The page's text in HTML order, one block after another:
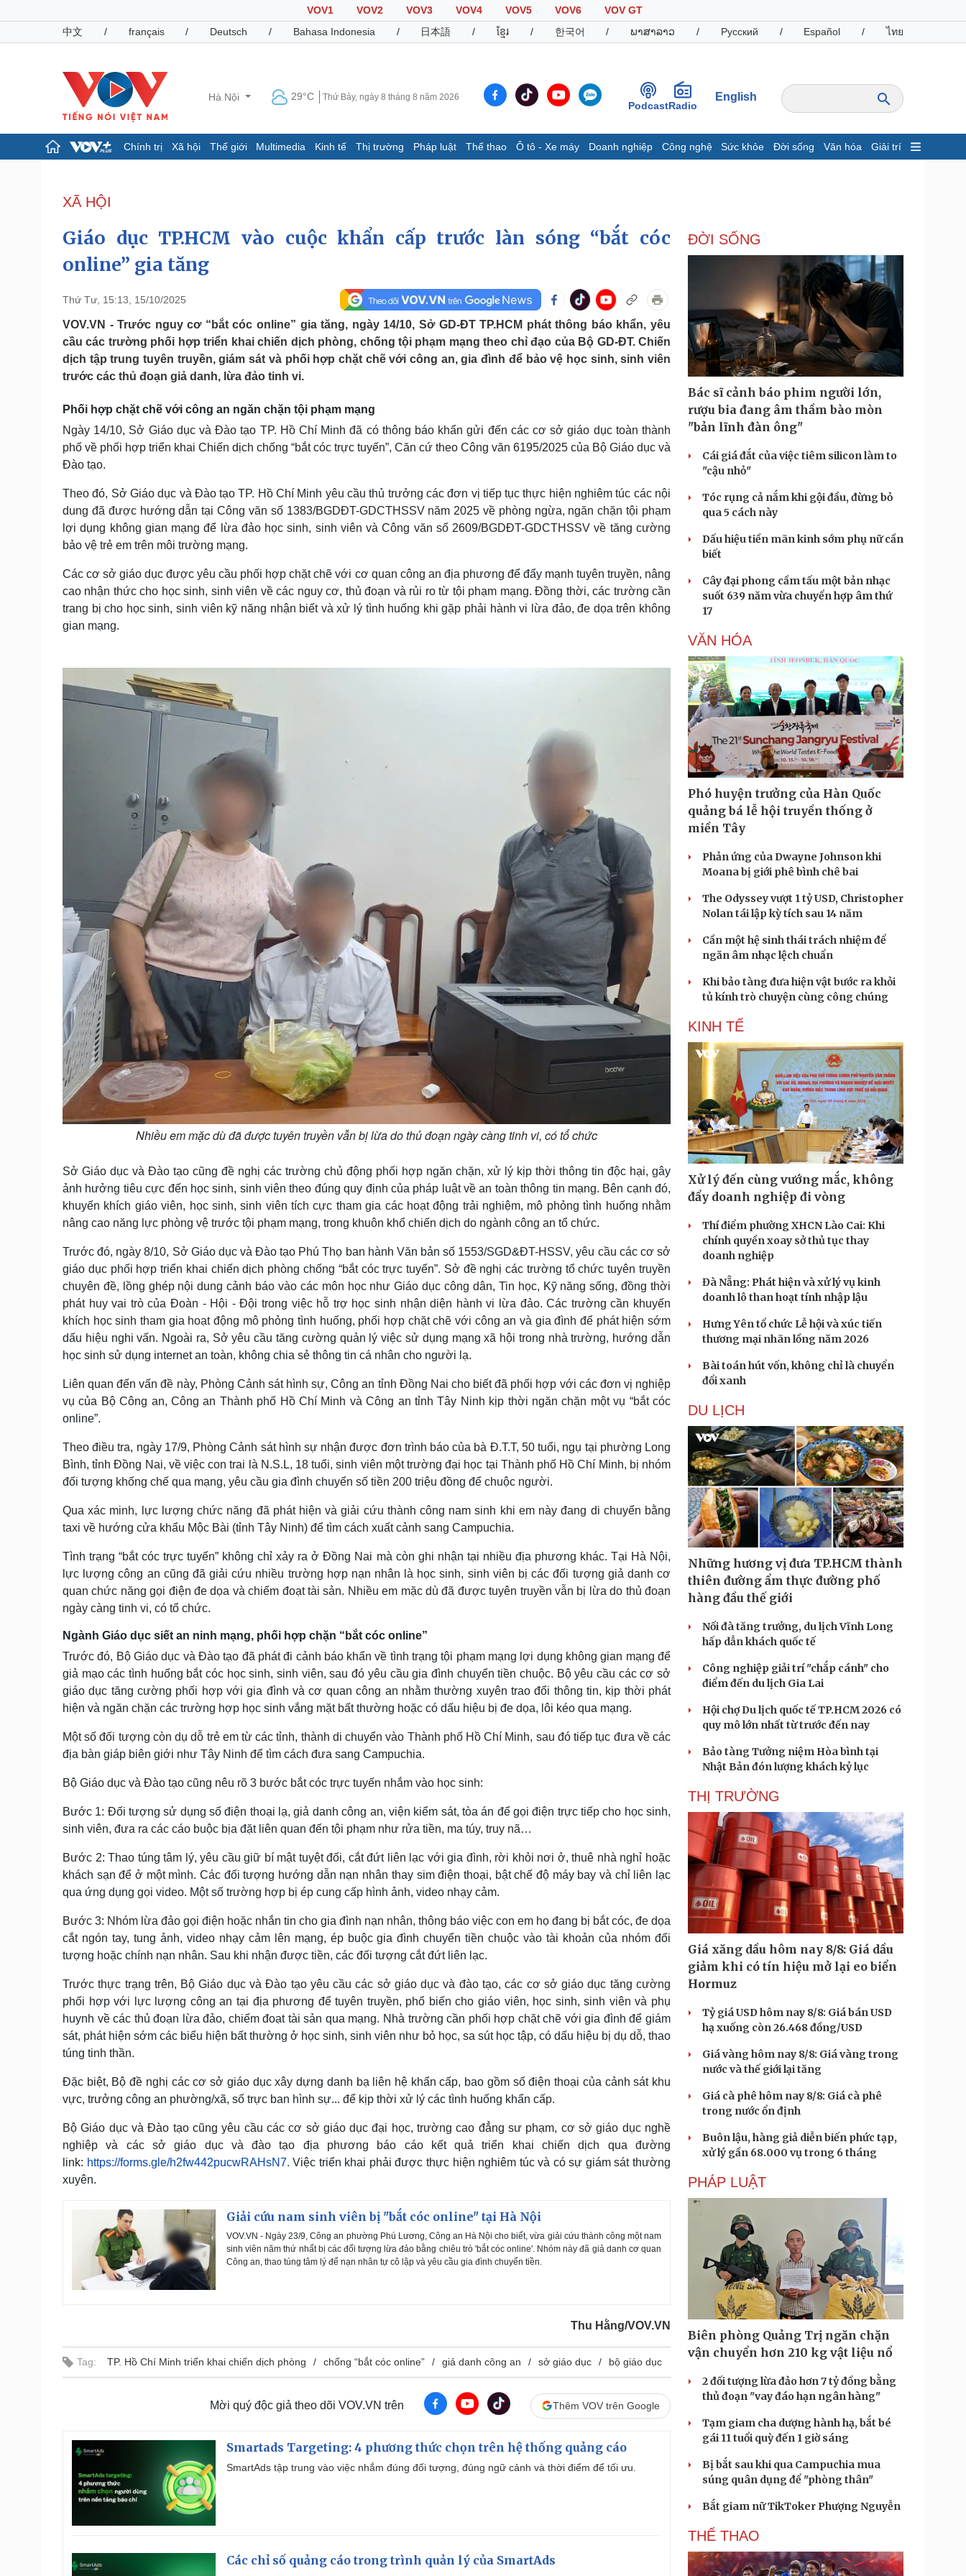
VOV1 VOV2 VOV3 VOV4 VOV5 VOV6
VOV GT
中文
/ français / Deutsch / Bahasa Indonesia / 日本語 / ខ្មែរ / 한국어 / ພາສາລາວ / Русский / Español / ไทย
Hà Nội 29°C Thứ Bảy, ngày 8 tháng 8 năm 2026
PodcastRadio
English
Chính trị Xã hội Thế giới Multimedia Kinh tế Thị trường Pháp luật Thể thao Ô tô - Xe máy Doanh nghiệp Công nghệ Sức khỏe Đời sống Văn hóa Giải trí
Đảng
Tổ chức nhân sự
Nhận diện sự thật
Dấu ấn VOV
Hồ sơ
Infographic
Giá cà phê
Pháp luật
Tin nóng
Tư vấn luật
Việt Nam
Phân tích
Thể thao
Lịch thi đấu bóng đá
Thế giới thể thao
eSports
Ô tô - Xe máy
Xe máy
Tư vấn
Doanh nghiệp
Thông tin doanh nghiệp
Doanh nghiệp 24h
Doanh nhân
Vì cộng đồng
Công nghệ
Sành điệu
Tin Công nghệ
Trải nghiệm
Chuyển đổi số
Dinh dưỡng - món ngon
Cây thuốc
Sản phụ khoa
Nhi khoa
Làm đẹp - giảm cân
Phòng mạch online
Ăn sạch sống khỏe
Nhà đẹp
Blog
Tình yêu - Gia đình
Sân khấu - Điện ảnh
Văn học
Âm nhạc
Thời trang
Sao Việt
Săn Tour
check-in
Podcast
Đọc truyện đêm khuya
Cửa sổ tình yêu
Kể chuyện cho bé
Cải chính
XÃ HỘI
Giáo dục TP.HCM vào cuộc khẩn cấp trước làn sóng “bắt cóc
online” gia tăng
Thứ Tư, 15:13, 15/10/2025
VOV.VN - Trước nguy cơ “bắt cóc online” gia tăng, ngày 14/10, Sở GD-ĐT TP.HCM phát thông báo khẩn, yêu
cầu các trường phối hợp triển khai chiến dịch phòng, chống tội phạm mạng theo chỉ đạo của Bộ GD-ĐT. Chiến
dịch tập trung tuyên truyền, giám sát và phối hợp chặt chẽ với công an, gia đình để bảo vệ học sinh, sinh viên
trước các thủ đoạn giả danh, lừa đảo tinh vi.
Phối hợp chặt chẽ với công an ngăn chặn tội phạm mạng
Ngày 14/10, Sở Giáo dục và Đào tạo TP. Hồ Chí Minh đã có thông báo khẩn gửi đến các cơ sở giáo dục toàn thành
phố về phối hợp triển khai Chiến dịch chống “bắt cóc trực tuyến”, Căn cứ theo Công văn 6195/2025 của Bộ Giáo dục và
Đào tạo.
Theo đó, Sở Giáo dục và Đào tạo TP. Hồ Chí Minh yêu cầu thủ trưởng các đơn vị tiếp tục thực hiện nghiêm túc các nội
dung đã được hướng dẫn tại Công văn số 1383/BGDĐT-GDCTHSSV năm 2025 về phòng ngừa, ngăn chặn tội phạm
lợi dụng không gian mạng để lừa đảo học sinh, sinh viên và Công văn số 2609/BGDĐT-GDCTHSSV về tăng cường
bảo vệ trẻ em trên môi trường mạng.
Các cơ sở giáo dục được yêu cầu phối hợp chặt chẽ với cơ quan công an địa phương để đẩy mạnh tuyên truyền, nâng
cao nhận thức cho học sinh, sinh viên về các nguy cơ, thủ đoạn và rủi ro từ tội phạm mạng. Đồng thời, các trường cần
trang bị cho học sinh, sinh viên kỹ năng nhận biết và xử lý tình huống khi gặp phải hành vi lừa đảo, đe dọa trên không
gian mạng.
Nhiều em mặc dù đã được tuyên truyền vẫn bị lừa do thủ đoạn ngày càng tinh vi, có tổ chức
Sở Giáo dục và Đào tạo cũng đề nghị các trường chủ động phối hợp ngăn chặn, xử lý kịp thời thông tin độc hại, gây
ảnh hưởng tiêu cực đến học sinh, sinh viên theo đúng quy định của pháp luật về an toàn thông tin mạng. Bên cạnh đó,
khuyến khích giáo viên, học sinh, sinh viên tích cực tham gia các hoạt động trải nghiệm, mô phỏng tình huống nhằm
nâng cao năng lực phòng vệ trước tội phạm mạng, trong khuôn khổ chiến dịch do ngành công an tổ chức.
Trước đó, ngày 8/10, Sở Giáo dục và Đào tạo Phú Thọ ban hành Văn bản số 1553/SGD&ĐT-HSSV, yêu cầu các cơ sở
giáo dục phối hợp triển khai chiến dịch phòng chống “bắt cóc trực tuyến”. Sở đề nghị các trường tổ chức tuyên truyền
chuyên đề, lồng ghép nội dung cảnh báo vào các môn học như Giáo dục công dân, Tin học, Kỹ năng sống, đồng thời
phát huy vai trò của Đoàn - Hội - Đội trong việc hỗ trợ học sinh nhận diện hành vi lừa đảo. Các trường cần khuyến
khích học sinh tham gia hoạt động mô phỏng tình huống, phối hợp chặt chẽ với công an và gia đình để phát hiện sớm
dấu hiệu nghi vấn. Ngoài ra, Sở yêu cầu tăng cường quản lý việc sử dụng mạng xã hội trong nhà trường, hướng dẫn
học sinh sử dụng internet an toàn, không chia sẻ thông tin cá nhân cho người lạ.
Liên quan đến vấn đề này, Phòng Cảnh sát hình sự, Công an tỉnh Đồng Nai cho biết đã phối hợp với các đơn vị nghiệp
vụ của Bộ Công an, Công an Thành phố Hồ Chí Minh và Công an tỉnh Tây Ninh kịp thời ngăn chặn một vụ “bắt cóc
online”.
Theo điều tra, ngày 17/9, Phòng Cảnh sát hình sự nhận được đơn trình báo của bà Đ.T.T, 50 tuổi, ngụ tại phường Long
Bình, tỉnh Đồng Nai, về việc con trai là N.S.L, 18 tuổi, sinh viên một trường đại học tại Thành phố Hồ Chí Minh, bị nhóm
đối tượng khống chế qua mạng, yêu cầu gia đình chuyển số tiền 200 triệu đồng để chuộc người.
Qua xác minh, lực lượng chức năng đã phát hiện và giải cứu thành công nam sinh khi em này đang di chuyển bằng
taxi về hướng cửa khẩu Mộc Bài (tỉnh Tây Ninh) để tìm cách xuất cảnh sang Campuchia.
Tình trạng “bắt cóc trực tuyến” không chỉ xảy ra ở Đồng Nai mà còn ghi nhận tại nhiều địa phương khác. Tại Hà Nội,
lực lượng công an cũng đã giải cứu nhiều trường hợp nạn nhân là học sinh, sinh viên bị các đối tượng giả danh cơ
quan chức năng gọi điện đe dọa và chiếm đoạt tài sản. Nhiều em mặc dù đã được tuyên truyền vẫn bị lừa do thủ đoạn
ngày càng tinh vi, có tổ chức.
Ngành Giáo dục siết an ninh mạng, phối hợp chặn “bắt cóc online”
Trước đó, Bộ Giáo dục và Đào tạo đã phát đi cảnh báo khẩn về tình trạng tội phạm mạng lợi dụng không gian mạng để
giả mạo các tình huống bắt cóc học sinh, sinh viên, sau đó yêu cầu gia đình chuyển tiền chuộc. Bộ yêu cầu các cơ sở
giáo dục tăng cường phối hợp với gia đình và cơ quan công an nhằm thường xuyên trao đổi thông tin, kịp thời phát
hiện và ngăn chặn các trường hợp học sinh vắng mặt bất thường hoặc có dấu hiệu bị đe dọa, lôi kéo qua mạng.
Một số đối tượng còn dụ dỗ trẻ em từ các tỉnh, thành di chuyển vào Thành phố Hồ Chí Minh, sau đó tiếp tục đưa về các
địa bàn giáp biên giới như Tây Ninh để tìm cách đưa sang Campuchia.
Bộ Giáo dục và Đào tạo cũng nêu rõ 3 bước bắt cóc trực tuyến nhắm vào học sinh:
Bước 1: Đối tượng sử dụng số điện thoại lạ, giả danh công an, viện kiểm sát, tòa án để gọi điện trực tiếp cho học sinh,
sinh viên, đưa ra các cáo buộc bịa đặt liên quan đến tội phạm như rửa tiền, ma túy, truy nã…
Bước 2: Thao túng tâm lý, yêu cầu giữ bí mật tuyệt đối, cắt đứt liên lạc với gia đình, rời khỏi nơi ở, thuê nhà nghỉ hoặc
khách sạn để ở một mình. Các đối tượng hướng dẫn nạn nhân thay sim điện thoại, bật chế độ máy bay và chỉ liên lạc
qua ứng dụng gọi video. Một số trường hợp bị ép cung cấp hình ảnh, video nhạy cảm.
Bước 3: Nhóm lừa đảo gọi điện hoặc nhắn tin cho gia đình nạn nhân, thông báo việc con em họ đang bị bắt cóc, đe dọa
cắt ngón tay, tung ảnh, video nhạy cảm lên mạng, ép buộc gia đình chuyển tiền chuộc vào tài khoản của nhóm đối
tượng hoặc chính nạn nhân. Sau khi nhận được tiền, các đối tượng cắt đứt liên lạc.
Trước thực trạng trên, Bộ Giáo dục và Đào tạo yêu cầu các sở giáo dục và đào tạo, các cơ sở giáo dục tăng cường
phối hợp với lực lượng công an tại địa phương để tuyên truyền, phổ biến cho giáo viên, học sinh, sinh viên và phụ
huynh về các thủ đoạn lừa đảo, chiếm đoạt tài sản qua mạng. Nhà trường cần phối hợp chặt chẽ với gia đình để giám
sát, phát hiện sớm các biểu hiện bất thường ở học sinh, sinh viên như bỏ học, sa sút học tập, có dấu hiệu bị dụ dỗ, thao
túng tinh thần.
Đặc biệt, Bộ đề nghị các cơ sở giáo dục xây dựng danh bạ liên hệ khẩn cấp, bao gồm số điện thoại của cảnh sát khu
vực, trưởng công an phường/xã, số trực ban hình sự... để kịp thời xử lý các tình huống khẩn cấp.
Bộ Giáo dục và Đào tạo cũng yêu cầu các cơ sở giáo dục đại học, trường cao đẳng sư phạm, cơ sở giáo dục nghề
nghiệp và các sở giáo dục và đào tạo địa phương báo cáo kết quả triển khai chiến dịch qua đường
link: https://forms.gle/h2fw442pucwRAHsN7.Việc triển khai phải được thực hiện nghiêm túc và có sự giám sát thường
xuyên.
Giải cứu nam sinh viên bị "bắt cóc online" tại Hà Nội
VOV.VN - Ngày 23/9, Công an phường Phú Lương, Công an Hà Nội cho biết, vừa giải cứu thành công một nam
sinh viên năm thứ nhất bị các đối tượng lừa đảo bằng chiêu trò 'bắt cóc online'. Nhóm này đã giả danh cơ quan
Công an, thao túng tâm lý để nạn nhân tự cô lập và yêu cầu gia đình chuyển tiền.
Thu Hằng/VOV.VN
Tag: TP. Hồ Chí Minh triển khai chiến dịch phòng chống “bắt cóc online” giả danh công an sở giáo dục bộ giáo dục
Mời quý độc giả theo dõi VOV.VN trên Thêm VOV trên Google
Smartads Targeting: 4 phương thức chọn trên hệ thống quảng cáo
SmartAds tập trung vào việc nhắm đúng đối tượng, đúng ngữ cảnh và thời điểm để tối ưu.
Các chỉ số quảng cáo trong trình quản lý của SmartAds
ĐỜI SỐNG
Bác sĩ cảnh báo phim người lớn,
rượu bia đang âm thầm bào mòn
"bản lĩnh đàn ông"
Cái giá đắt của việc tiêm silicon làm to
"cậu nhỏ"
Tóc rụng cả nắm khi gội đầu, đừng bỏ
qua 5 cách này
Dấu hiệu tiền mãn kinh sớm phụ nữ cần
biết
Cây đại phong cầm tấu một bản nhạc
suốt 639 năm vừa chuyển hợp âm thứ
17
VĂN HÓA
Phó huyện trưởng của Hàn Quốc
quảng bá lễ hội truyền thống ở
miền Tây
Phản ứng của Dwayne Johnson khi
Moana bị giới phê bình chê bai
The Odyssey vượt 1 tỷ USD, Christopher
Nolan tái lập kỳ tích sau 14 năm
Cần một hệ sinh thái trách nhiệm để
ngăn âm nhạc lệch chuẩn
Khi bảo tàng đưa hiện vật bước ra khỏi
tủ kính trò chuyện cùng công chúng
KINH TẾ
Xử lý đến cùng vướng mắc, không
đẩy doanh nghiệp đi vòng
Thí điểm phường XHCN Lào Cai: Khi
chính quyền xoay sở thủ tục thay
doanh nghiệp
Đà Nẵng: Phát hiện và xử lý vụ kinh
doanh lô than hoạt tính nhập lậu
Hưng Yên tổ chức Lễ hội và xúc tiến
thương mại nhãn lồng năm 2026
Bài toán hút vốn, không chỉ là chuyển
đổi xanh
DU LỊCH
Những hương vị đưa TP.HCM thành
thiên đường ẩm thực đường phố
hàng đầu thế giới
Nối đà tăng trưởng, du lịch Vĩnh Long
hấp dẫn khách quốc tế
Công nghiệp giải trí "chắp cánh" cho
điểm đến du lịch Gia Lai
Hội chợ Du lịch quốc tế TP.HCM 2026 có
quy mô lớn nhất từ trước đến nay
Bảo tàng Tưởng niệm Hòa bình tại
Nhật Bản đón lượng khách kỷ lục
THỊ TRƯỜNG
Giá xăng dầu hôm nay 8/8: Giá dầu
giảm khi có tín hiệu mở lại eo biển
Hormuz
Tỷ giá USD hôm nay 8/8: Giá bán USD
hạ xuống còn 26.468 đồng/USD
Giá vàng hôm nay 8/8: Giá vàng trong
nước và thế giới lại tăng
Giá cà phê hôm nay 8/8: Giá cà phê
trong nước ổn định
Buôn lậu, hàng giả diễn biến phức tạp,
xử lý gần 68.000 vụ trong 6 tháng
PHÁP LUẬT
Biên phòng Quảng Trị ngăn chặn
vận chuyển hơn 210 kg vật liệu nổ
2 đối tượng lừa đảo hơn 7 tỷ đồng bằng
thủ đoạn "vay đáo hạn ngân hàng"
Tạm giam cha dượng hành hạ, bắt bé
gái 11 tuổi quỳ đến 1 giờ sáng
Bị bắt sau khi qua Campuchia mua
súng quân dụng để "phòng thân"
Bắt giam nữ TikToker Phượng Nguyễn
THỂ THAO